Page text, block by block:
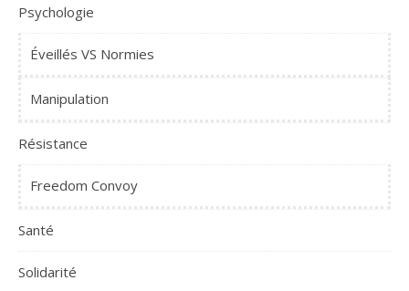
Psychologie
Éveillés VS Normies
Manipulation
Résistance
Freedom Convoy
Santé
Solidarité